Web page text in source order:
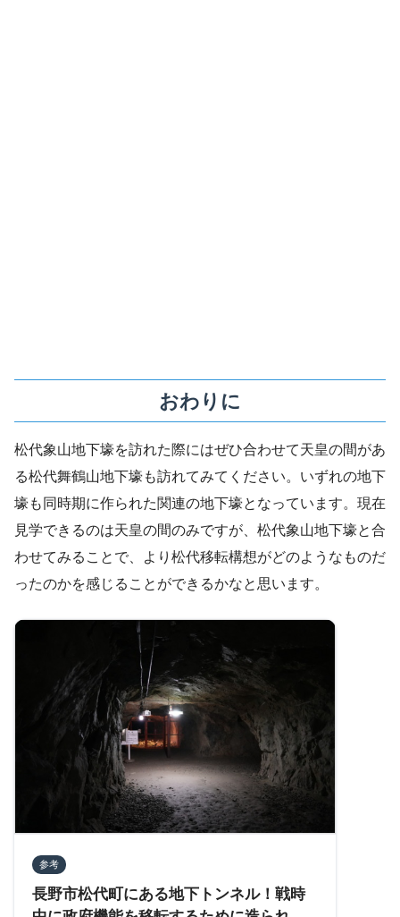
おわりに
松代象山地下壕を訪れた際にはぜひ合わせて天皇の間があ
る松代舞鶴山地下壕も訪れてみてください。いずれの地下
壕も同時期に作られた関連の地下壕となっています。現在
見学できるのは天皇の間のみですが、松代象山地下壕と合
わせてみることで、より松代移転構想がどのようなものだ
ったのかを感じることができるかなと思います。
参考
長野市松代町にある地下トンネル！戦時